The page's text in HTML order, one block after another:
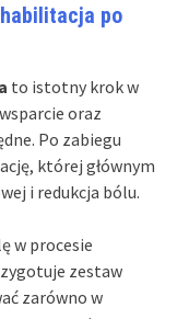
po
to istotny krok w
oraz
Po zabiegu
której głównym
i redukcja bólu.
w procesie
zestaw
zarówno w